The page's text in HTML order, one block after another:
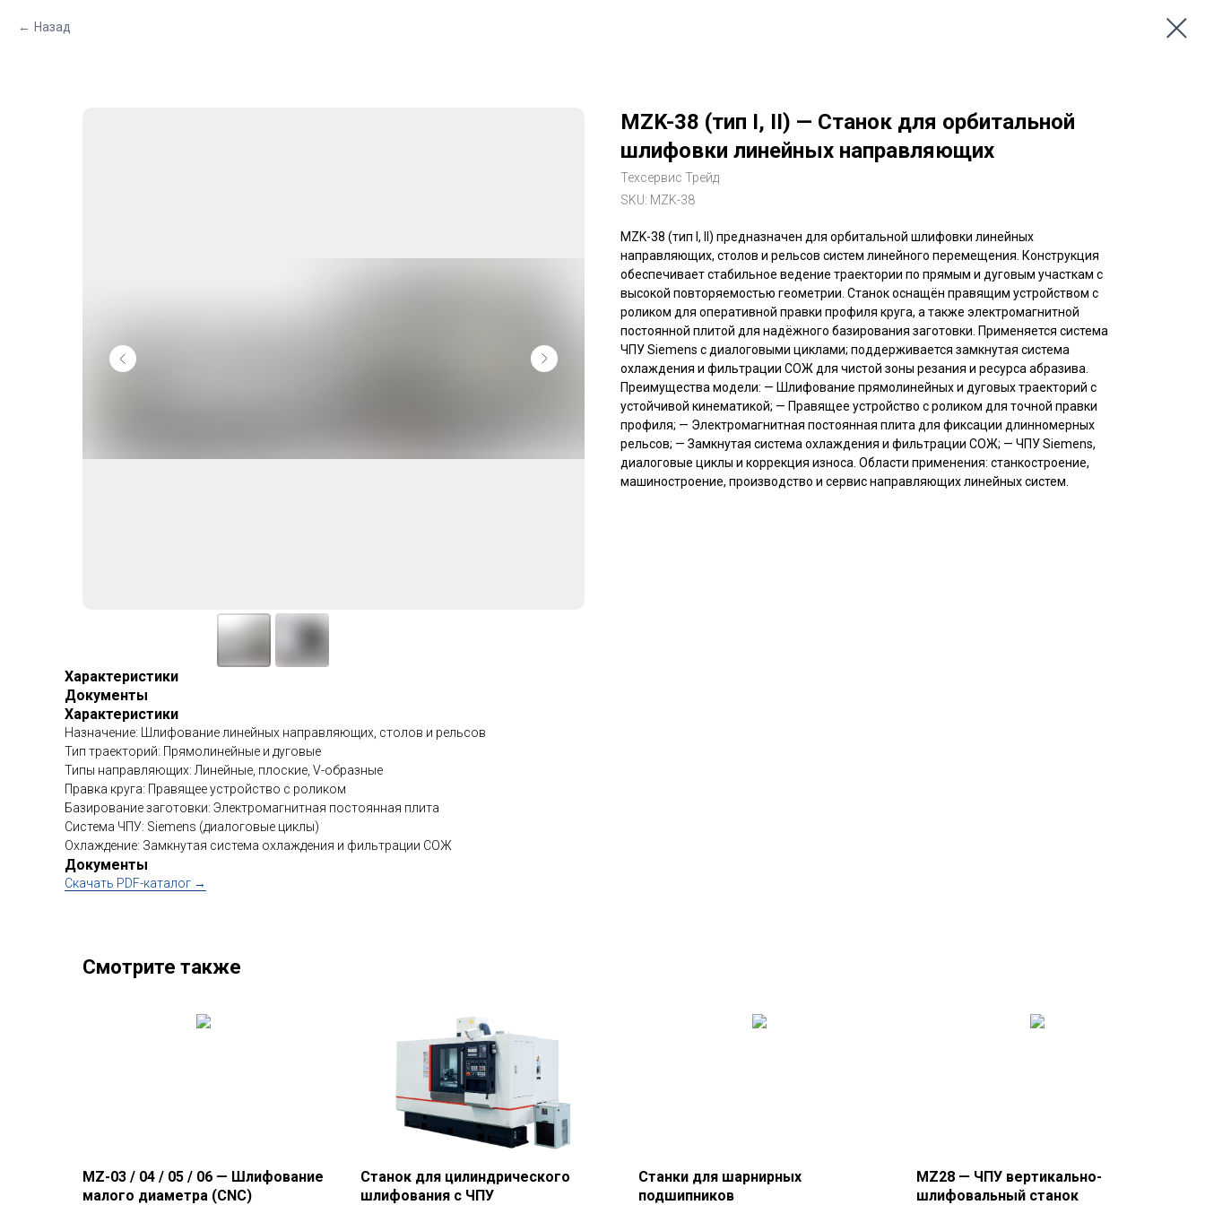
Назад
MZK-38 (тип I, II) — Станок для орбитальной
шлифовки линейных направляющих
Техсервис Трейд
SKU: MZK-38
MZK-38 (тип I, II) предназначен для орбитальной шлифовки линейных
направляющих, столов и рельсов систем линейного перемещения. Конструкция
обеспечивает стабильное ведение траектории по прямым и дуговым участкам с
высокой повторяемостью геометрии. Станок оснащён правящим устройством с
роликом для оперативной правки профиля круга, а также электромагнитной
постоянной плитой для надёжного базирования заготовки. Применяется система
ЧПУ Siemens с диалоговыми циклами; поддерживается замкнутая система
охлаждения и фильтрации СОЖ для чистой зоны резания и ресурса абразива.
Преимущества модели: — Шлифование прямолинейных и дуговых траекторий с
устойчивой кинематикой; — Правящее устройство с роликом для точной правки
профиля; — Электромагнитная постоянная плита для фиксации длинномерных
рельсов; — Замкнутая система охлаждения и фильтрации СОЖ; — ЧПУ Siemens,
диалоговые циклы и коррекция износа. Области применения: станкостроение,
машиностроение, производство и сервис направляющих линейных систем.
Характеристики
Документы
Характеристики
Назначение: Шлифование линейных направляющих, столов и рельсов
Тип траекторий: Прямолинейные и дуговые
Типы направляющих: Линейные, плоские, V-образные
Правка круга: Правящее устройство с роликом
Базирование заготовки: Электромагнитная постоянная плита
Система ЧПУ: Siemens (диалоговые циклы)
Охлаждение: Замкнутая система охлаждения и фильтрации СОЖ
Документы
Cкачать PDF-каталог →
Смотрите также
MZ-03 / 04 / 05 / 06 — Шлифование
малого диаметра (CNC)
Станок для цилиндрического
шлифования с ЧПУ
Станки для шарнирных
подшипников
MZ28 — ЧПУ вертикально-
шлифовальный станок